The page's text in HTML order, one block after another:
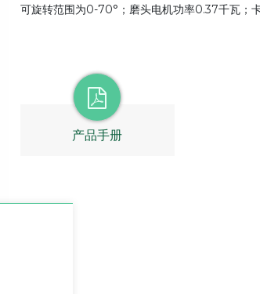
可旋转范围为0-70°；磨头电机功率0.37千瓦；
产品手册